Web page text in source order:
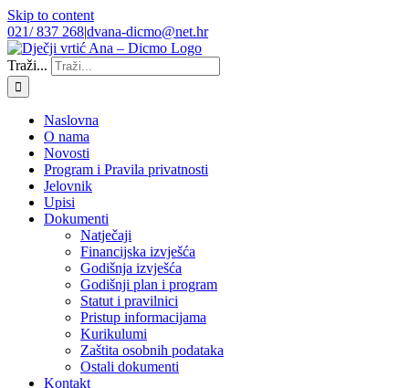
Skip to content
021/ 837 268|dvana-dicmo@net.hr
Traži...
Naslovna
O nama
Novosti
Program i Pravila privatnosti
Jelovnik
Upisi
Dokumenti
Natječaji
Financijska izvješća
Godišnja izvješća
Godišnji plan i program
Statut i pravilnici
Pristup informacijama
Kurikulumi
Zaštita osobnih podataka
Ostali dokumenti
Kontakt